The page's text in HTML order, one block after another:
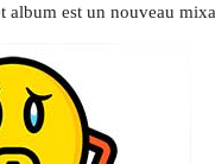
album est un nouveau